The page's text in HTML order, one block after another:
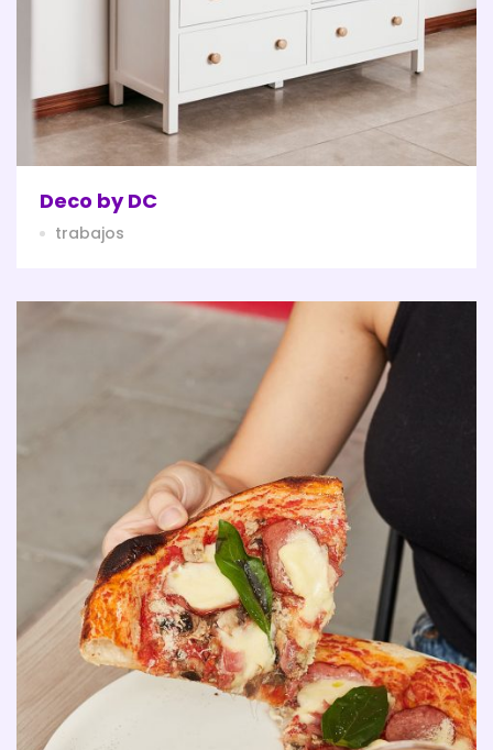
Deco by DC
trabajos